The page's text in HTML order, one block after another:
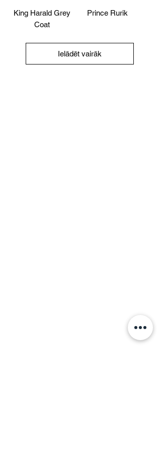
King Harald Grey
Coat
Prince Rurik
Ielādēt vairāk